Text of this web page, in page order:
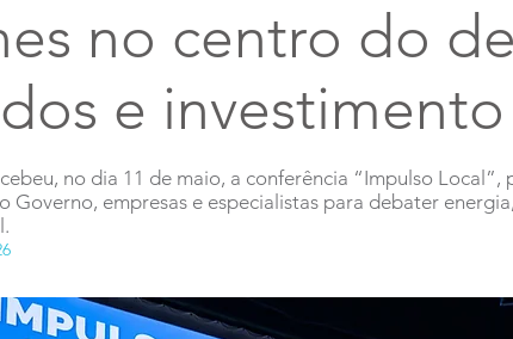
no centro do
e
no dia 11 de maio, a conferência “Impulso
Governo, empresas e especialistas para debater